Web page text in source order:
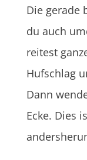
Die gerade
du auch
reitest
Hufschlag
Dann
Ecke. Dies